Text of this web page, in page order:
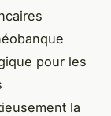
pour les
la